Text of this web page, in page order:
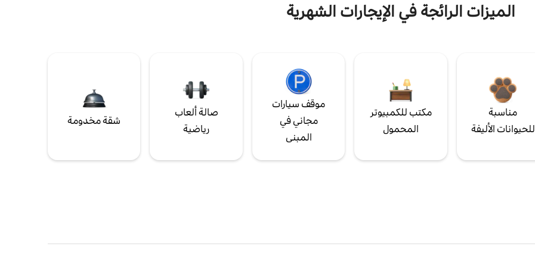
الميزات الرائجة في الإيجارات الشهرية
مناسبة
للحيوانات الأليفة
مكتب للكمبيوتر
المحمول
موقف سيارات
مجاني في
المبنى
صالة ألعاب
رياضية
شقة مخدومة